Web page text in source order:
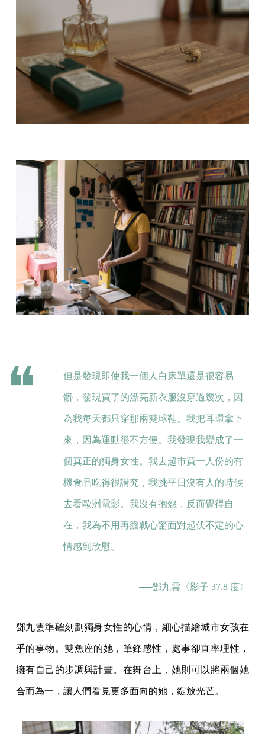
但是發現即使我一個人白床單還是很容易
髒，發現買了的漂亮新衣服沒穿過幾次，因
為我每天都只穿那兩雙球鞋。我把耳環拿下
來，因為運動很不方便。我發現我變成了一
個真正的獨身女性。我去超市買一人份的有
機食品吃得很講究，我挑平日沒有人的時候
去看歐洲電影。我沒有抱怨，反而覺得自
在，我為不用再膽戰心驚面對起伏不定的心
情感到欣慰。
──鄧九雲 〈影子 37.8 度〉
鄧九雲準確刻劃獨身女性的心情，細心描繪城市女孩在
乎的事物。雙魚座的她，筆鋒感性，處事卻直率理性，
擁有自己的步調與計畫。在舞台上，她則可以將兩個她
合而為一，讓人們看見更多面向的她，綻放光芒。